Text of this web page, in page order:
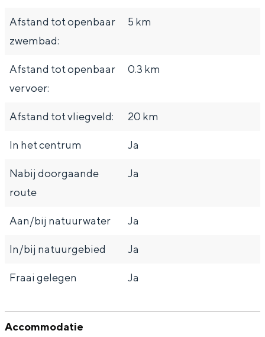
Afstand tot openbaar
zwembad:
5 km
Afstand tot openbaar
vervoer:
0.3 km
Afstand tot vliegveld: 20 km
In het centrum Ja
Nabij doorgaande
route
Ja
Aan/bij natuurwater Ja
In/bij natuurgebied Ja
Fraai gelegen Ja
Accommodatie